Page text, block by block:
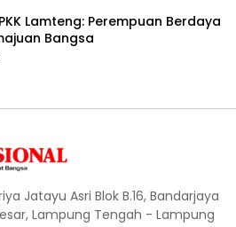
Lamteng: Perempuan Berdaya
Bangsa
Jatayu Asri Blok B.16, Bandarjaya
Lampung Tengah - Lampung